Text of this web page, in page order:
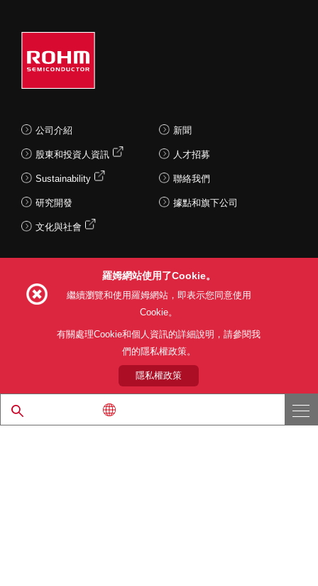
公司介紹
股東和投資人資訊
Sustainability
研究開發
文化與社會
新聞
人才招募
聯絡我們
據點和旗下公司
利用目的 隱私權政策
關於本公司產品銷售之標準條款(PDF)
© 1997 - 2026 ROHM CO., LTD. ALL RIGHTS RESERVED.
羅姆網站使用了Cookie。
繼續瀏覽和使用羅姆網站，即表示您同意使用
Cookie。
有關處理Cookie和個人資訊的詳細說明，請參閱我
們的隱私權政策。
隱私權政策